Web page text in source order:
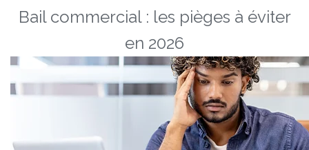
Bail commercial : les pièges à éviter
en 2026